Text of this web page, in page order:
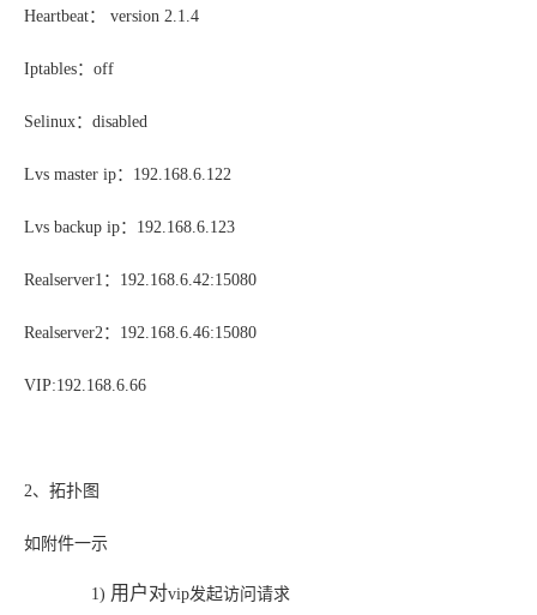
Heartbeat： version 2.1.4
Iptables：off
Selinux：disabled
Lvs master ip：192.168.6.122
Lvs backup ip：192.168.6.123
Realserver1：192.168.6.42:15080
Realserver2：192.168.6.46:15080
VIP:192.168.6.66
2、拓扑图
如附件一示
1) 用户对vip发起访问请求